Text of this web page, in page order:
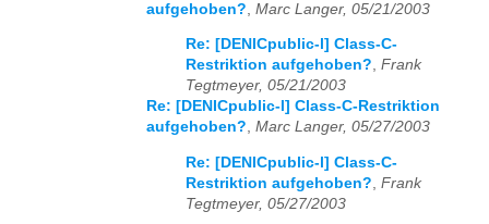
aufgehoben? Marc Langer, 05/21/2003
Re: [DENICpublic-l] Class-C-
Restriktion aufgehoben?, Frank
Tegtmeyer, 05/21/2003
Re: [DENICpublic-l] Class-C-Restriktion
aufgehoben?, Marc Langer, 05/27/2003
Re: [DENICpublic-l] Class-C-
Restriktion aufgehoben? Frank
Tegtmeyer, 05/27/2003